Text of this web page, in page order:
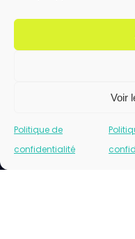
Voir
Politique de
confidentialité